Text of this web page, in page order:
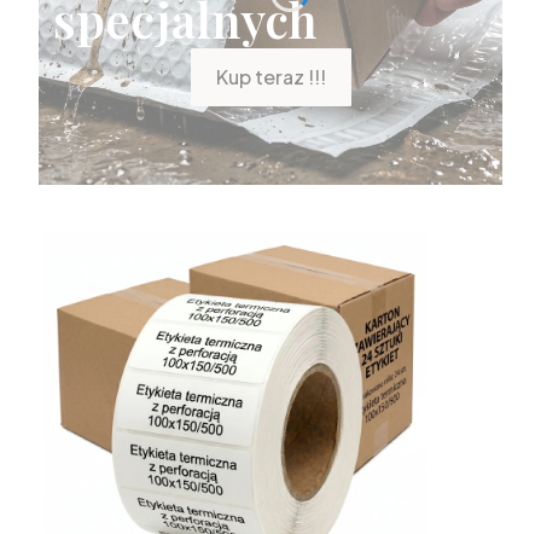
specjalnych
Kup teraz !!!